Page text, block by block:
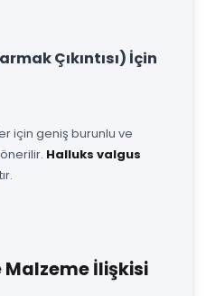
Çıkıntısı) İçin
için geniş burunlu ve
Halluks valgus
Malzeme İlişkisi